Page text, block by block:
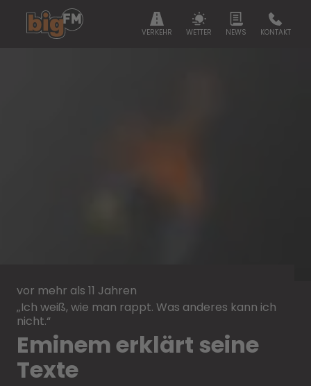
VERKEHR WETTER NEWS KONTAKT
vor mehr als 11 Jahren
„Ich weiß, wie man rappt. Was anderes kann ich
nicht.“
Eminem erklärt seine
Texte